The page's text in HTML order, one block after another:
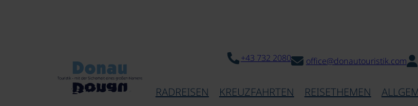
+43 732 2080 office@donautouristik.com
RADREISEN KREUZFAHRTEN REISETHEMEN